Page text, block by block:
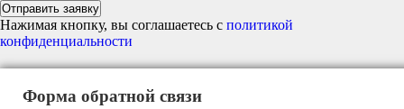
Отправить заявку
Нажимая кнопку, вы соглашаетесь с политикой
конфиденциальности
Форма обратной связи